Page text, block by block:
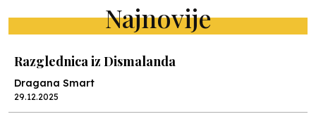
Najnovije
Razglednica iz Dismalanda
Dragana Smart
29.12.2025